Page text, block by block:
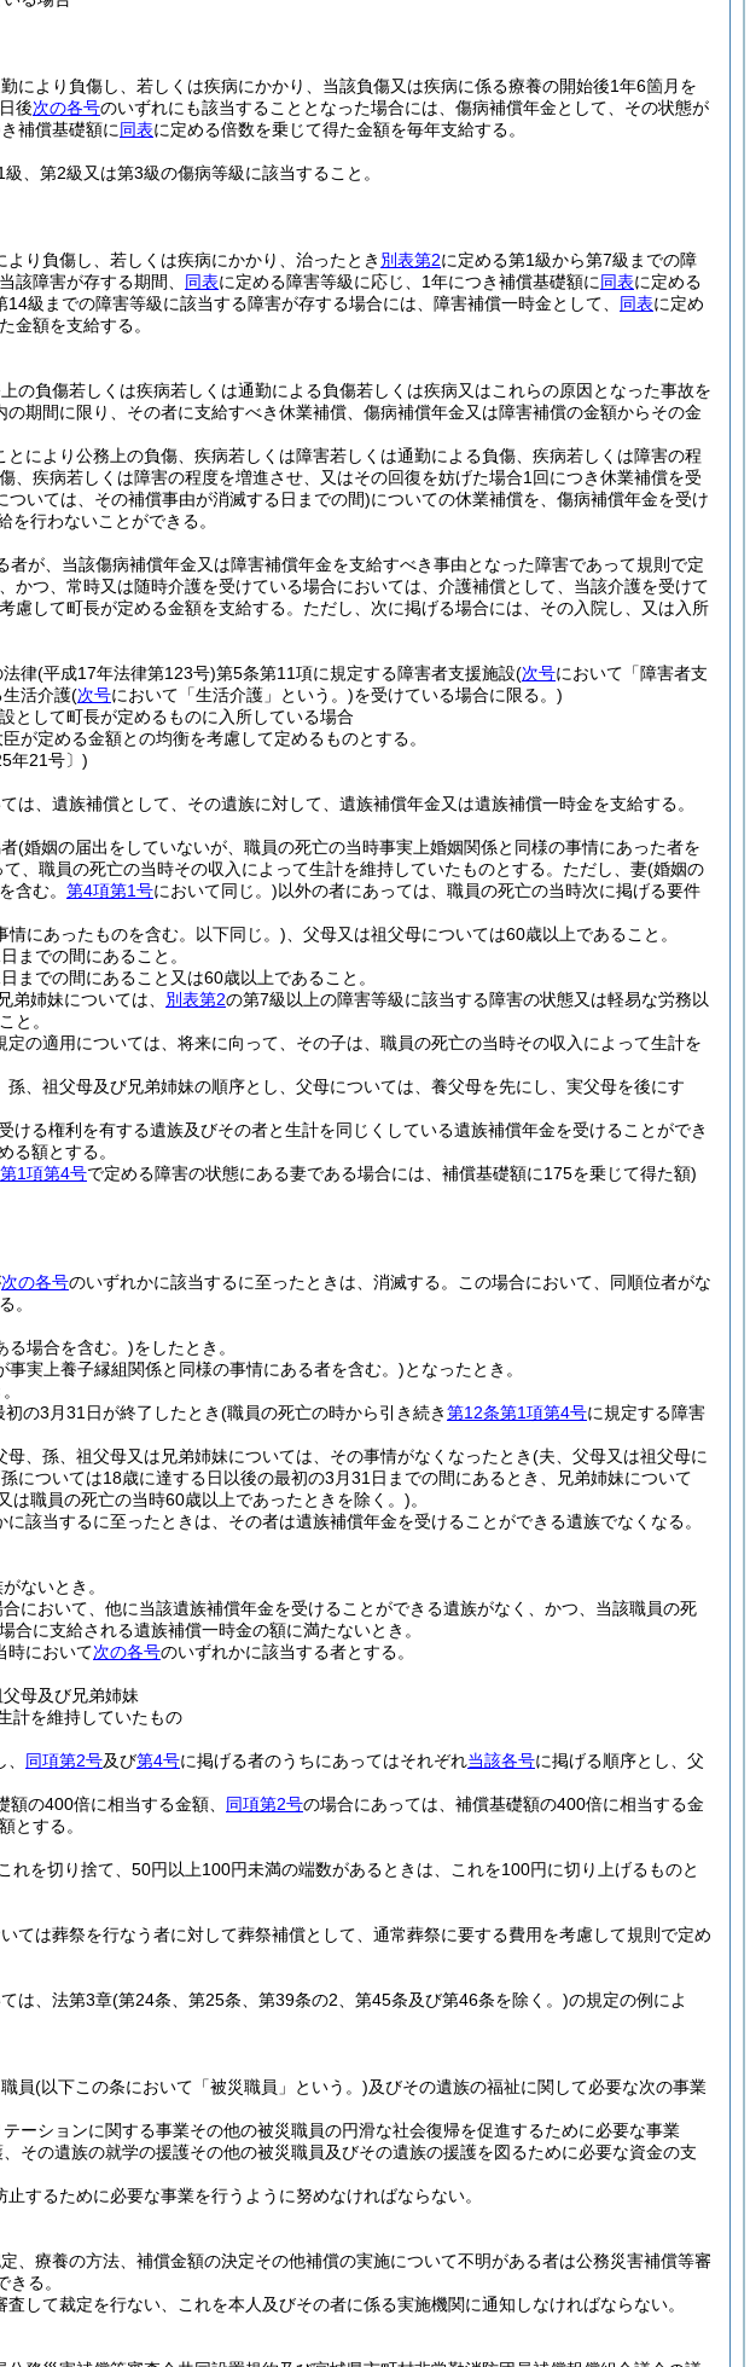
により負傷し、若しくは疾病にかかり、当該負傷又は疾病に係る療養の開始後1年6箇月を
後次の各号のいずれにも該当することとなった場合には、傷病補償年金として、その状態が
補償基礎額に同表に定める倍数を乗じて得た金額を毎年支給する。
級、第2級又は第3級の傷病等級に該当すること。
り負傷し、若しくは疾病にかかり、治ったとき 別表第2に定める第1級から第7級までの障
該障害が存する期間、 同表に定める障害等級に応じ、1年につき補償基礎額に同表に定める
14級までの障害等級に該当する障害が存する場合には、障害補償一時金として、 同表に定め
金額を支給する。
の負傷若しくは疾病若しくは通勤による負傷若しくは疾病又はこれらの原因となった事故を
期間に限り、その者に支給すべき休業補償、傷病補償年金又は障害補償の金額からその金
により公務上の負傷、疾病若しくは障害若しくは通勤による負傷、疾病若しくは障害の程
、疾病若しくは障害の程度を増進させ、又はその回復を妨げた場合1回につき休業補償を受
いては、その補償事由が消滅する日までの間)についての休業補償を、傷病補償年金を受け
行わないことができる。
が、当該傷病補償年金又は障害補償年金を支給すべき事由となった障害であって規則で定
かつ、常時又は随時介護を受けている場合においては、介護補償として、当該介護を受けて
慮して町長が定める金額を支給する。 ただし、次に掲げる場合には、その入院し、又は入所
法律(平成17年法律第123号)第5条第11項に規定する障害者支援施設(次号において「障害者支
活介護(次号において「生活介護」という。)を受けている場合に限る。)
として町長が定めるものに入所している場合
が定める金額との均衡を考慮して定めるものとする。
年21号〕)
は、遺族補償として、その遺族に対して、遺族補償年金又は遺族補償一時金を支給する。
(婚姻の届出をしていないが、職員の死亡の当時事実上婚姻関係と同様の事情にあった者を
、職員の死亡の当時その収入によって生計を維持していたものとする。 ただし、妻(婚姻の
含む。 第4項第1号において同じ。)以外の者にあっては、職員の死亡の当時次に掲げる要件
にあったものを含む。以下同じ。) 、父母又は祖父母については60歳以上であること。
までの間にあること。
までの間にあること又は60歳以上であること。
姉妹については、 別表第2の第7級以上の障害等級に該当する障害の状態又は軽易な労務以
と。
定の適用については、将来に向って、その子は、職員の死亡の当時その収入によって生計を
、祖父母及び兄弟姉妹の順序とし、父母については、養父母を先にし、実父母を後にす
ける権利を有する遺族及びその者と生計を同じくしている遺族補償年金を受けることができ
る額とする。
第1項第4号で定める障害の状態にある妻である場合には、補償基礎額に175を乗じて得た額)
次の各号のいずれかに該当するに至ったときは、消滅する。
この場合において、同順位者がな
。
る場合を含む。)をしたとき。
事実上養子縁組関係と同様の事情にある者を含む。)となったとき。
の3月31日が終了したとき(職員の死亡の時から引き続き第12条第1項第4号に規定する障害
、孫、祖父母又は兄弟姉妹については、その事情がなくなったとき(夫、父母又は祖父母に
については18歳に達する日以後の最初の3月31日までの間にあるとき、兄弟姉妹について
は職員の死亡の当時60歳以上であったときを除く。)。
に該当するに至ったときは、その者は遺族補償年金を受けることができる遺族でなくなる。
ないとき。
において、他に当該遺族補償年金を受けることができる遺族がなく、かつ、当該職員の死
合に支給される遺族補償一時金の額に満たないとき。
時において次の各号のいずれかに該当する者とする。
母及び兄弟姉妹
計を維持していたもの
同項第2号及び第4号に掲げる者のうちにあってはそれぞれ当該各号に掲げる順序とし、父
の400倍に相当する金額、 同項第2号の場合にあっては、補償基礎額の400倍に相当する金
とする。
を切り捨て、50円以上100円未満の端数があるときは、これを100円に切り上げるものと
ては葬祭を行なう者に対して葬祭補償として、通常葬祭に要する費用を考慮して規則で定め
は、法第3章(第24条、第25条、第39条の2、第45条及び第46条を除く。)の規定の例によ
員(以下この条において「被災職員」という。)及びその遺族の福祉に関して必要な次の事業
ーションに関する事業その他の被災職員の円滑な社会復帰を促進するために必要な事業
その遺族の就学の援護その他の被災職員及びその遺族の援護を図るために必要な資金の支
するために必要な事業を行うように努めなければならない。
、療養の方法、補償金額の決定その他補償の実施について不明がある者は公務災害補償等審
る。
して裁定を行ない、これを本人及びその者に係る実施機関に通知しなければならない。